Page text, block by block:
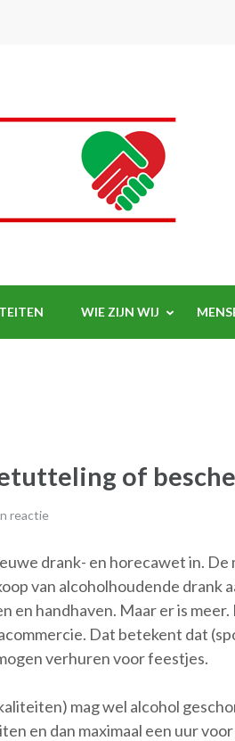
WIE ZIJN WIJ
of
reactie
drank- en horecawet in.
van alcoholhoudende drank
en handhaven. Maar er is
Dat betekent dat
verhuren voor feestjes.
mag wel alcohol
en dan maximaal een uur